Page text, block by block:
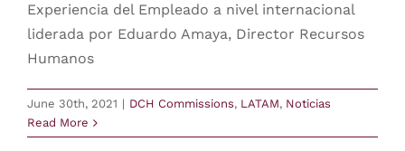
Experiencia del Empleado a nivel internacional
liderada por Eduardo Amaya, Director Recursos
Humanos
June 30th, 2021 | DCH Commissions, LATAM, Noticias
Read More